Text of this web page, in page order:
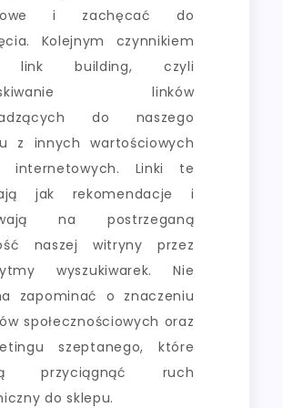
i zachęcać do
Kolejnym czynnikiem
link building, czyli
linków
do naszego
z innych wartościowych
internetowych. Linki te
jak rekomendacje i
na postrzeganą
naszej witryny przez
wyszukiwarek. Nie
zapominać o znaczeniu
społecznościowych oraz
szeptanego, które
przyciągnąć ruch
do sklepu.